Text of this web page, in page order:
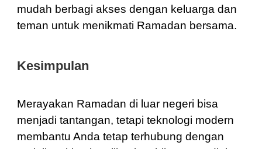
mudah berbagi akses dengan keluarga dan
teman untuk menikmati Ramadan bersama.
Kesimpulan
Merayakan Ramadan di luar negeri bisa
menjadi tantangan, tetapi teknologi modern
membantu Anda tetap terhubung dengan